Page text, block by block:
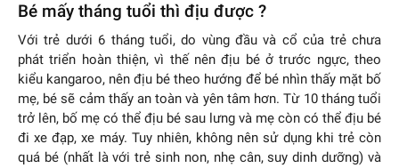
Bé mấy tháng tuổi thì địu được ?
Với trẻ dưới 6 tháng tuổi, do vùng đầu và cổ của trẻ chưa
phát triển hoàn thiện, vì thế nên địu bé ở trước ngực, theo
kiểu kangaroo, nên địu bé theo hướng để bé nhìn thấy mặt bố
mẹ, bé sẽ cảm thấy an toàn và yên tâm hơn. Từ 10 tháng tuổi
trở lên, bố mẹ có thể địu bé sau lưng và mẹ còn có thể địu bé
đi xe đạp, xe máy. Tuy nhiên, không nên sử dụng khi trẻ còn
quá bé (nhất là với trẻ sinh non, nhẹ cân, suy dinh dưỡng) và